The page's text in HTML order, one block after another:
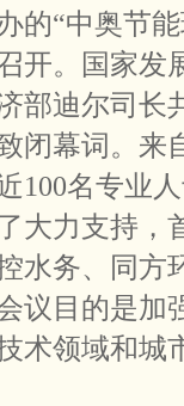
的“中奥节
开。国家发
部迪尔司长
闭幕词。来
100名专业
大力支持，
水务、同方
议目的是加
术领域和城